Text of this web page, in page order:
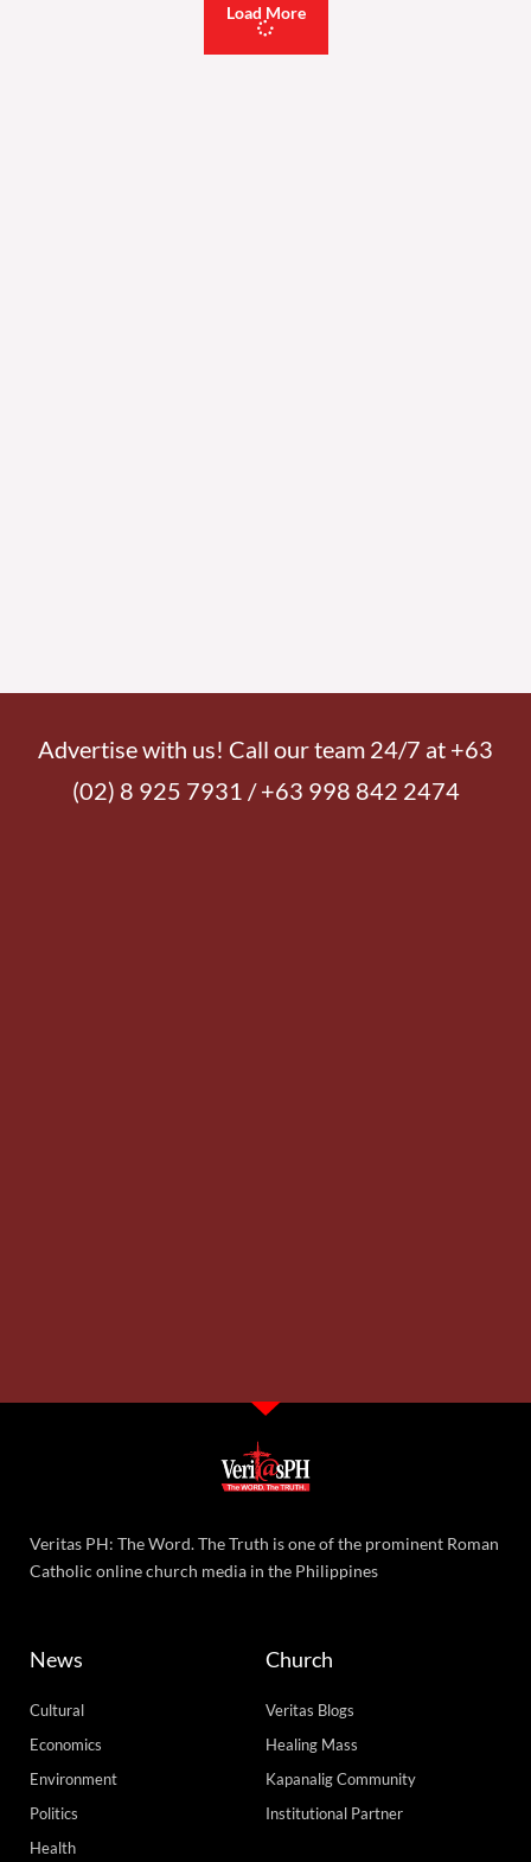
Load More
Advertise with us! Call our team 24/7 at +63
(02) 8 925 7931 / +63 998 842 2474
Veritas PH: The Word. The Truth is one of the prominent Roman
Catholic online church media in the Philippines
News
Cultural
Economics
Environment
Politics
Health
Church
Veritas Blogs
Healing Mass
Kapanalig Community
Institutional Partner